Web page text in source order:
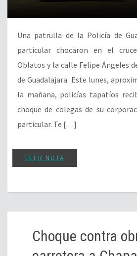
Una patrulla de la Policía de
particular chocaron en el
Oblatos y la calle Felipe Ángeles
de Guadalajara. Este lunes,
la mañana, policías tapatíos
choque de colegas de su
particular. Te […]
LEER NOTA
Choque contra